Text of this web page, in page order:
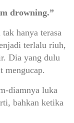
drowning.”
hanya terasa
terlalu riuh,
Dia yang dulu
mengucap.
diamnya luka
bahkan ketika